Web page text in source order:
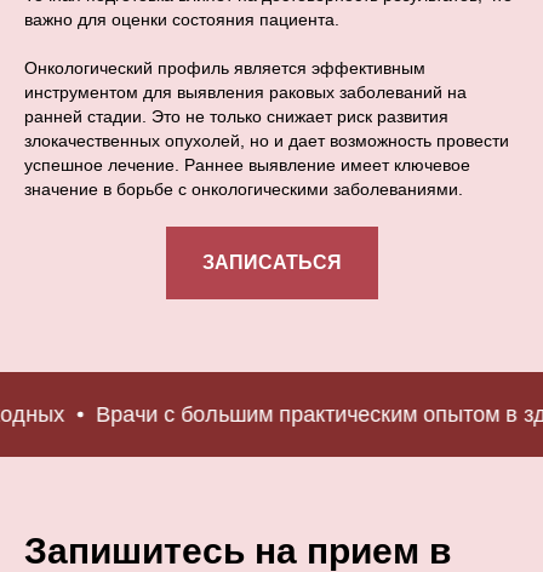
важно для оценки состояния пациента.
Онкологический профиль является эффективным
инструментом для выявления раковых заболеваний на
ранней стадии. Это не только снижает риск развития
злокачественных опухолей, но и дает возможность провести
успешное лечение. Раннее выявление имеет ключевое
значение в борьбе с онкологическими заболеваниями.
ЗАПИСАТЬСЯ
Врачи с большим практическим опытом в
Запишитесь на прием в